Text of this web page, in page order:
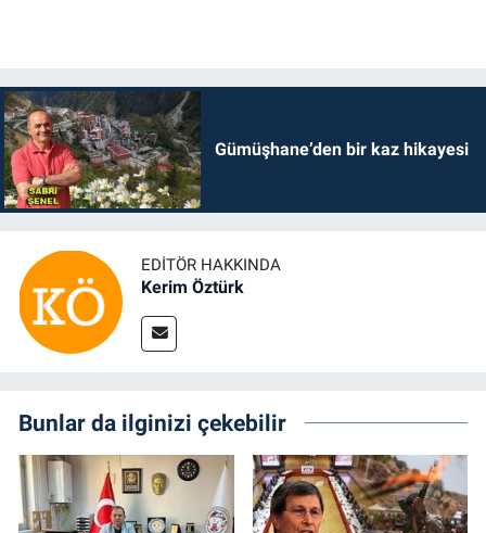
Gümüşhane’den bir kaz hikayesi
EDITÖR HAKKINDA
Kerim Öztürk
Bunlar da ilginizi çekebilir